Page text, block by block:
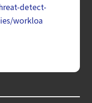
detect-
workloa